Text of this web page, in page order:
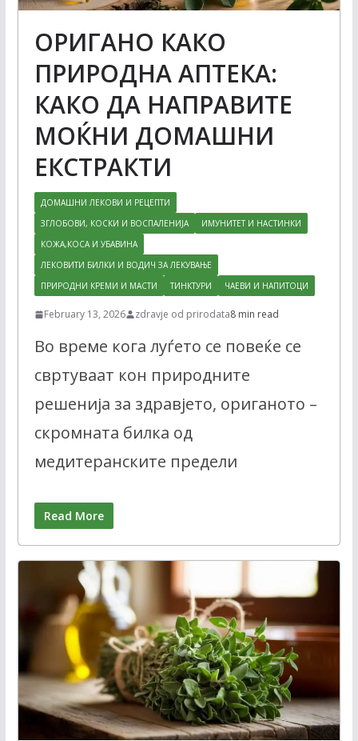
ОРИГАНО КАКО
ПРИРОДНА АПТЕКА:
КАКО ДА НАПРАВИТЕ
МОЌНИ ДОМАШНИ
ЕКСТРАКТИ
ДОМАШНИ ЛЕКОВИ И РЕЦЕПТИ
ЗГЛОБОВИ, КОСКИ И ВОСПАЛЕНИЈА
ИМУНИТЕТ И НАСТИНКИ
КОЖА,КОСА И УБАВИНА
ЛЕКОВИТИ БИЛКИ И ВОДИЧ ЗА ЛЕКУВАЊЕ
ПРИРОДНИ КРЕМИ И МАСТИ
ТИНКТУРИ ЧАЕВИ И НАПИТОЦИ
February 13, 2026 zdravje od prirodata8 min read
Во време кога луѓето се повеќе се
свртуваат кон природните
решенија за здравјето, ориганото –
скромната билка од
медитеранските предели
Read More